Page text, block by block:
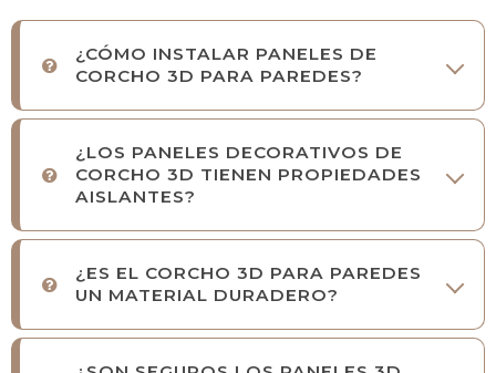
¿CÓMO INSTALAR PANELES DE
CORCHO 3D PARA PAREDES?
¿LOS PANELES DECORATIVOS DE
CORCHO 3D TIENEN PROPIEDADES
AISLANTES?
¿ES EL CORCHO 3D PARA PAREDES
UN MATERIAL DURADERO?